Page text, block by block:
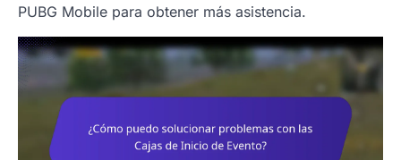
PUBG Mobile para obtener más asistencia.